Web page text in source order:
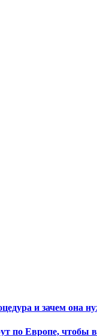
и зачем она
по Европе, чтобы